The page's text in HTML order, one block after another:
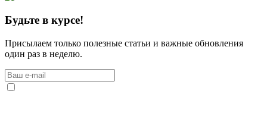
Будьте в курсе!
Присылаем только полезные статьи и важные обновления
один раз в неделю.